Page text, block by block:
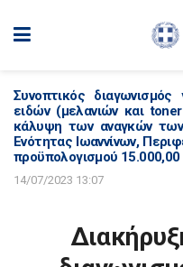
Συνοπτικός
ειδών (μελανιών και
κάλυψη των αναγκών
Ενότητας Ιωαννίνων,
προϋπολογισμού 15.000,00
14/07/2023 13:07